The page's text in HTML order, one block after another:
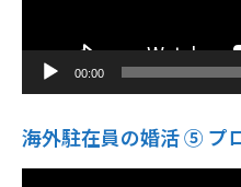
00:00
海外駐在員の婚活 ⑤ プ
動